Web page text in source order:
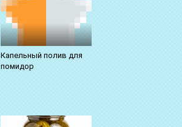
Капельный полив для
помидор